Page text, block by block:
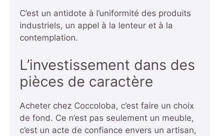
C’est un antidote à l’uniformité des produits
industriels, un appel à la lenteur et à la
contemplation.
L’investissement dans des
pièces de caractère
Acheter chez Coccoloba, c’est faire un choix
de fond. Ce n’est pas seulement un meuble,
c’est un acte de confiance envers un artisan,